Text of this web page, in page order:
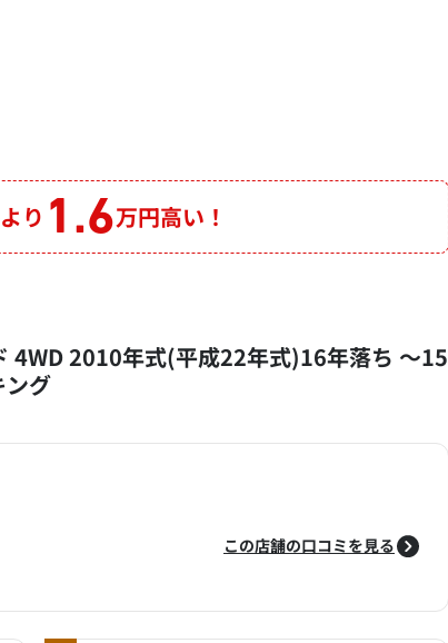
り 1.6万円高い！
4WD 2010年式(平成22年式)16年落ち ～15
グ
この店舗の口コミを見る